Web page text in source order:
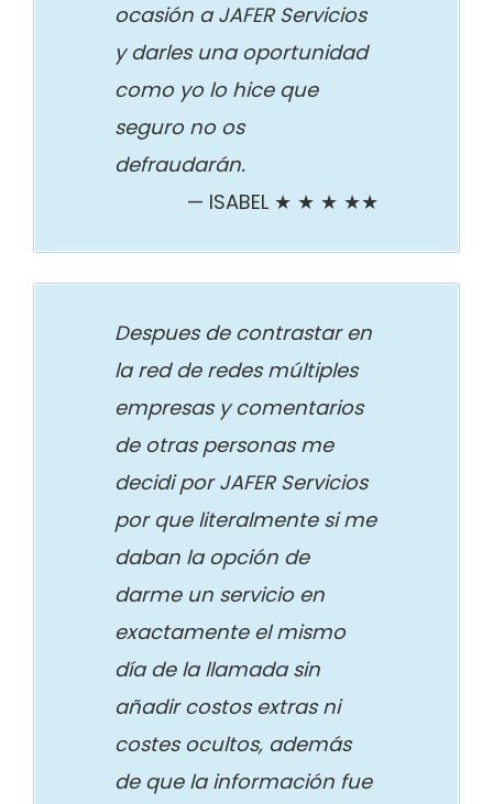
ocasión a JAFER Servicios
y darles una oportunidad
como yo lo hice que
seguro no os
defraudarán.
ISABEL ★ ★ ★ ★★
Despues de contrastar en
la red de redes múltiples
empresas y comentarios
de otras personas me
decidi por JAFER Servicios
por que literalmente si me
daban la opción de
darme un servicio en
exactamente el mismo
día de la llamada sin
añadir costos extras ni
costes ocultos, además
de que la información fue